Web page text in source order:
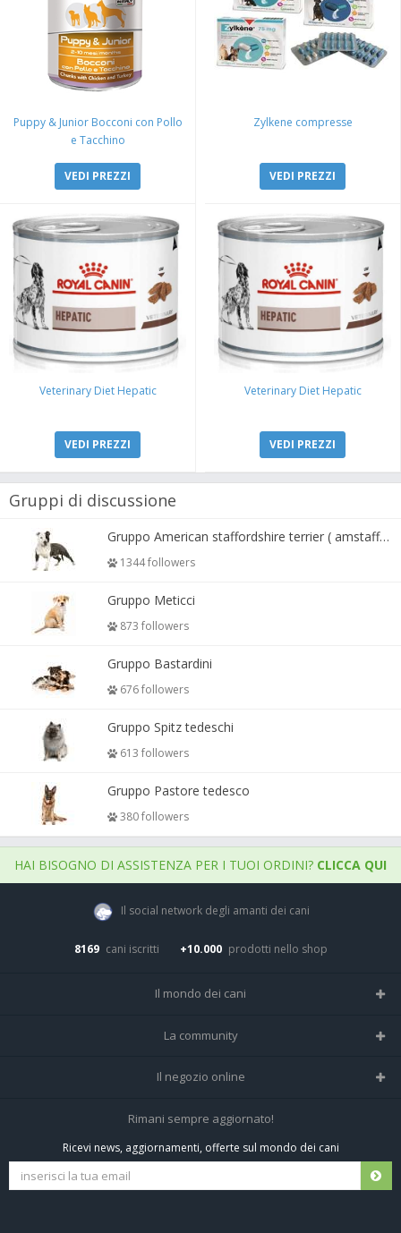
Puppy & Junior Bocconi con Pollo
e Tacchino
VEDI PREZZI
Zylkene compresse
VEDI PREZZI
Veterinary Diet Hepatic
VEDI PREZZI
Veterinary Diet Hepatic
VEDI PREZZI
Gruppi di discussione
Gruppo American staffordshire terrier ( amstaff, amastaff )
1344 followers
Gruppo Meticci
873 followers
Gruppo Bastardini
676 followers
Gruppo Spitz tedeschi
613 followers
Gruppo Pastore tedesco
380 followers
HAI BISOGNO DI ASSISTENZA PER I TUOI ORDINI? CLICCA QUI
Il social network degli amanti dei cani
8169 cani iscritti +10.000 prodotti nello shop
Il mondo dei cani
Tutte le razze
La community
Home
Tutti i cani iscritti
Il negozio online
Negozio per cani
Spedizioni e resi
Rimani sempre aggiornato!
Ricevi news, aggiornamenti, offerte sul mondo dei cani